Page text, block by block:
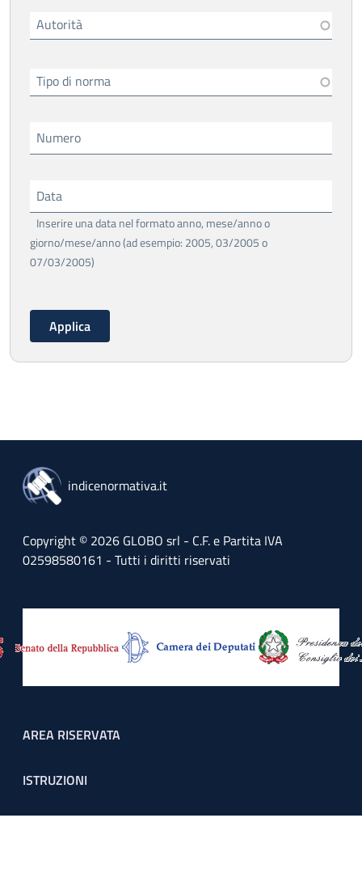
Autorità
Tipo di norma
Numero
Data
Inserire una data nel formato anno, mese/anno o
giorno/mese/anno (ad esempio: 2005, 03/2005 o
07/03/2005)
indicenormativa.it
Copyright © 2026 GLOBO srl - C.F. e Partita IVA
02598580161 - Tutti i diritti riservati
Footer menu
AREA RISERVATA
ISTRUZIONI